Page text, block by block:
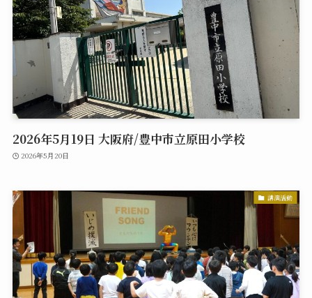
2026年5月19日 大阪府/豊中市立原田小学校
2026年5月20日
講演活動